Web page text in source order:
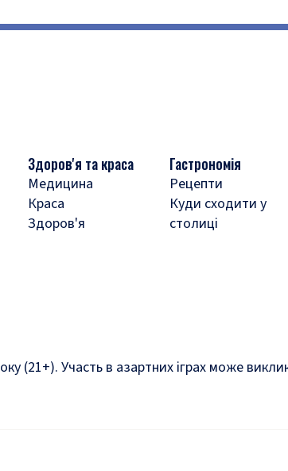
Здоров'я та краса
Медицина
Краса
Здоров'я
Гастрономія
Рецепти
Куди сходити у
столиці
(21+). Участь в азартних іграх може